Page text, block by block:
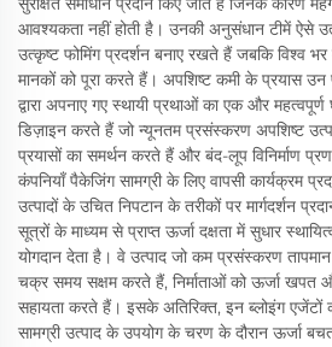
आवश्यकता नहीं होती है। उनकी अनुसंधान टीमें ऐसे
उत्कृष्ट फोमिंग प्रदर्शन बनाए रखते हैं जबकि विश्व
मानकों को पूरा करते हैं। अपशिष्ट कमी के प्रयास उन
द्वारा अपनाए गए स्थायी प्रथाओं का एक और
डिज़ाइन करते हैं जो न्यूनतम प्रसंस्करण अपशिष्ट
प्रयासों का समर्थन करते हैं और बंद-लूप विनिर्माण
कंपनियाँ पैकेजिंग सामग्री के लिए वापसी कार्यक्रम
उत्पादों के उचित निपटान के तरीकों पर मार्गदर्शन
सूत्रों के माध्यम से प्राप्त ऊर्जा दक्षता में सुधार
योगदान देता है। वे उत्पाद जो कम प्रसंस्करण
चक्र समय सक्षम करते हैं, निर्माताओं को ऊर्जा खपत
सहायता करते हैं। इसके अतिरिक्त, इन ब्लोइंग एजेंटों
सामग्री उत्पाद के उपयोग के चरण के दौरान ऊर्जा